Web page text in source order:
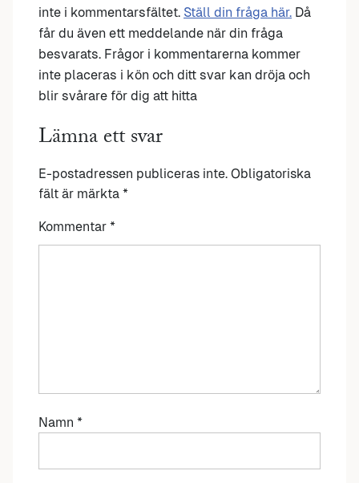
inte i kommentarsfältet. Ställ din fråga här. Då
får du även ett meddelande när din fråga
besvarats. Frågor i kommentarerna kommer
inte placeras i kön och ditt svar kan dröja och
blir svårare för dig att hitta
Lämna ett svar
E-postadressen publiceras inte. Obligatoriska
fält är märkta *
Kommentar *
Namn *